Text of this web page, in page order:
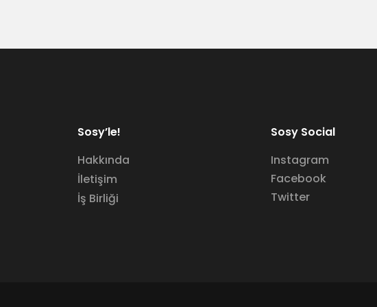
Sosy’le!
Hakkında
İletişim
İş Birliği
Sosy Social
Instagram
Facebook
Twitter